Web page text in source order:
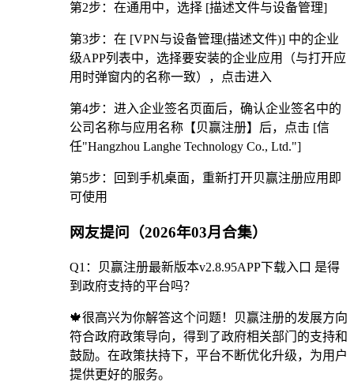
第2步：在通用中，选择 [描述文件与设备管理]
第3步：在 [VPN与设备管理(描述文件)] 中的企业
级APP列表中，选择要安装的企业应用（与打开应
用时弹窗内的名称一致），点击进入
第4步：进入企业签名页面后，确认企业签名中的
公司名称与应用名称【贝赢注册】后，点击 [信
任"Hangzhou Langhe Technology Co., Ltd."]
第5步：回到手机桌面，重新打开贝赢注册应用即
可使用
网友提问（2026年03月合集）
Q1：贝赢注册最新版本v2.8.95APP下载入口 是得
到政府支持的平台吗？
🍁很高兴为你解答这个问题！贝赢注册的发展方向
符合政府政策导向，得到了政府相关部门的支持和
鼓励。在政策扶持下，平台不断优化升级，为用户
提供更好的服务。